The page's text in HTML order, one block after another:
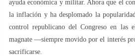
ayuda económica y militar. Ahora que el
la inflación y ha desplomado la
control republicano del Congreso en las
magnate —siempre movido por el interés
sacrificarse.